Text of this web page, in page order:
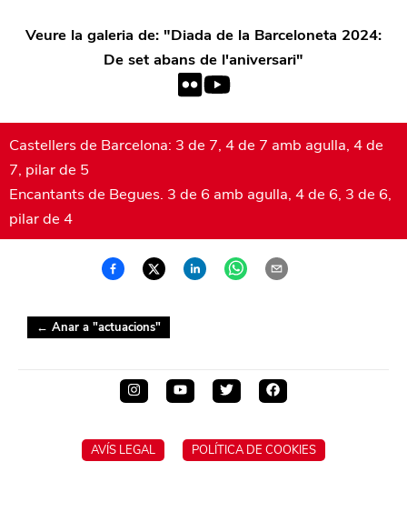
Veure la galeria de: "Diada de la Barceloneta 2024:
De set abans de l'aniversari"
Castellers de Barcelona: 3 de 7, 4 de 7 amb agulla, 4 de
7, pilar de 5
Encantants de Begues. 3 de 6 amb agulla, 4 de 6, 3 de 6,
pilar de 4
← Anar a "actuacions"
AVÍS LEGAL POLÍTICA DE COOKIES